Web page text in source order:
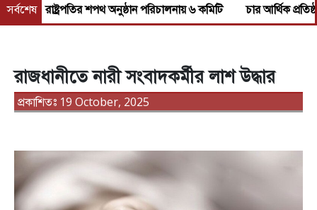
সর্বশেষ
রাষ্ট্রপতির শপথ অনুষ্ঠান পরিচালনায় ৬ কমিটি চার আর্থিক প্রতিষ্ঠান
রাজধানীতে নারী সংবাদকর্মীর লাশ উদ্ধার
প্রকাশিতঃ 19 October, 2025